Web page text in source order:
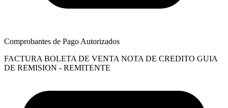
Comprobantes de Pago Autorizados
FACTURA BOLETA DE VENTA NOTA DE CREDITO GUIA
DE REMISION - REMITENTE